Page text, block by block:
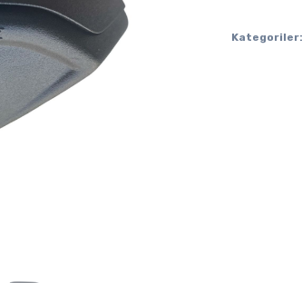
Kategoriler: